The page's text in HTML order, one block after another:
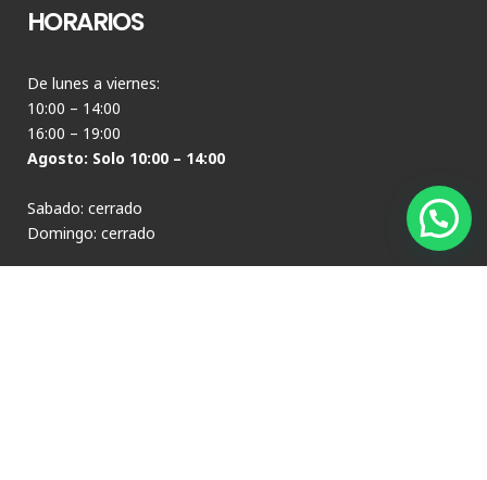
HORARIOS
De lunes a viernes:
10:00 – 14:00
16:00 – 19:00
Agosto: Solo 10:00 – 14:00
Sabado: cerrado
Domingo: cerrado